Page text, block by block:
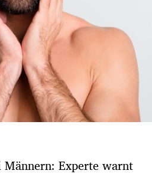
Männern: Experte warnt